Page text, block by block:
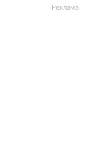
Реклама